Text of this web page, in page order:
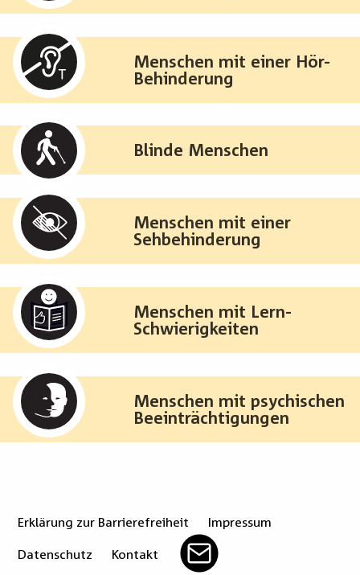
Menschen mit einer Hör-
Behinderung
Blinde Menschen
Menschen mit einer
Sehbehinderung
Menschen mit Lern-
Schwierigkeiten
Menschen mit psychischen
Beeinträchtigungen
Erklärung zur Barrierefreiheit
Impressum
Datenschutz
Kontakt